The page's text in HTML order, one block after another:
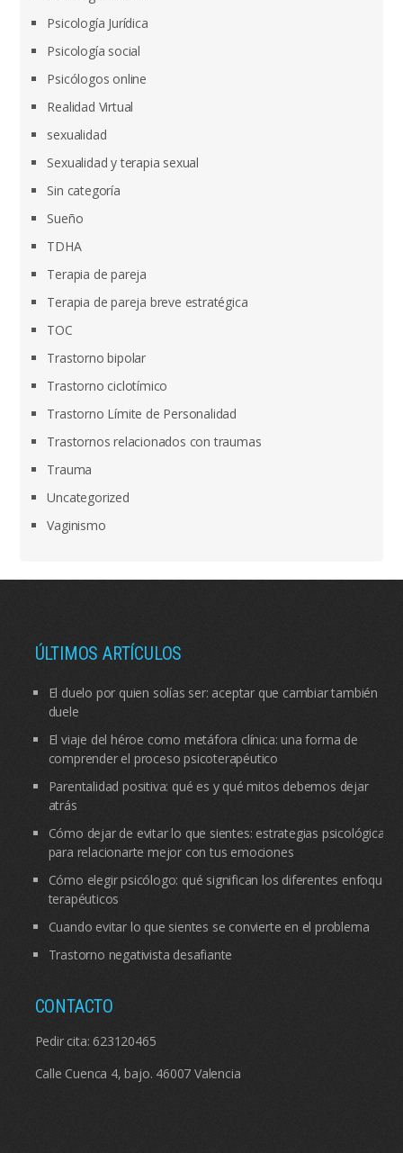
Psicología Jurídica
Psicología social
Psicólogos online
Realidad Virtual
sexualidad
Sexualidad y terapia sexual
Sin categoría
Sueño
TDHA
Terapia de pareja
Terapia de pareja breve estratégica
TOC
Trastorno bipolar
Trastorno ciclotímico
Trastorno Límite de Personalidad
Trastornos relacionados con traumas
Trauma
Uncategorized
Vaginismo
ÚLTIMOS ARTÍCULOS
El duelo por quien solías ser: aceptar que cambiar también
duele
El viaje del héroe como metáfora clínica: una forma de
comprender el proceso psicoterapéutico
Parentalidad positiva: qué es y qué mitos debemos dejar
atrás
Cómo dejar de evitar lo que sientes: estrategias psicológicas
para relacionarte mejor con tus emociones
Cómo elegir psicólogo: qué significan los diferentes enfoques
terapéuticos
Cuando evitar lo que sientes se convierte en el problema
Trastorno negativista desafiante
CONTACTO
Pedir cita: 623120465
Calle Cuenca 4, bajo. 46007 Valencia